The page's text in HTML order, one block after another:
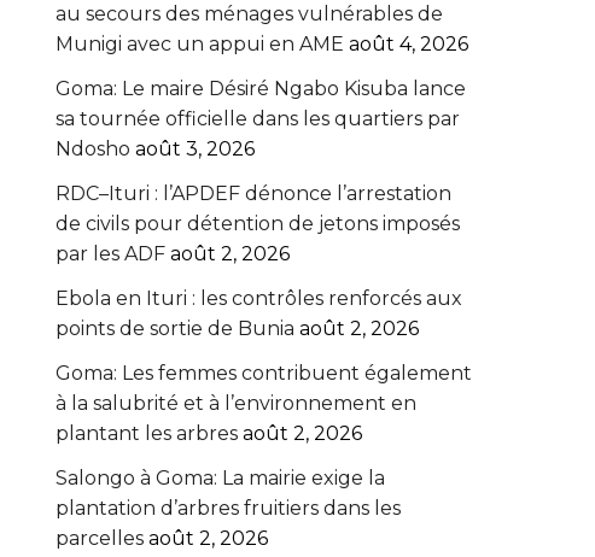
au secours des ménages vulnérables de
Munigi avec un appui en AME‎‎ août 4, 2026
Goma: Le maire Désiré Ngabo Kisuba lance
sa tournée officielle dans les quartiers par
Ndosho août 3, 2026
RDC–Ituri : l’APDEF dénonce l’arrestation
de civils pour détention de jetons imposés
par les ADF août 2, 2026
Ebola en Ituri : les contrôles renforcés aux
points de sortie de Bunia août 2, 2026
Goma: Les femmes contribuent également
à la salubrité et à l’environnement en
plantant les arbres août 2, 2026
Salongo à Goma: La mairie exige la
plantation d’arbres fruitiers dans les
parcelles août 2, 2026